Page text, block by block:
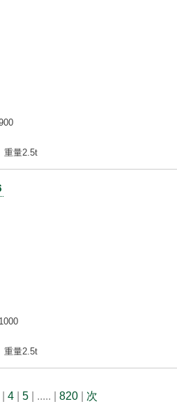
重量2.5t
重量2.5t
4 5 | ..... | 820 次